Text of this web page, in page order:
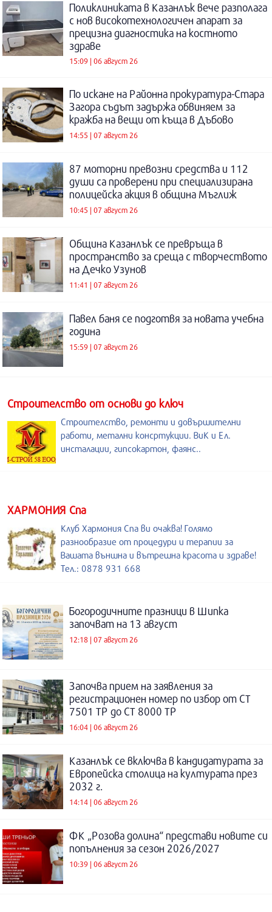
Поликлиниката в Казанлък вече разполага
с нов високотехнологичен апарат за
прецизна диагностика на костното
здраве
15:09 | 06 август 26
По искане на Районна прокуратура-Стара
Загора съдът задържа обвиняем за
кражба на вещи от къща в Дъбово
14:55 | 07 август 26
87 моторни превозни средства и 112
души са проверени при специализирана
полицейска акция в община Мъглиж
10:45 | 07 август 26
Община Казанлък се превръща в
пространство за среща с творчеството
на Дечко Узунов
11:41 | 07 август 26
Павел баня се подготвя за новата учебна
година
15:59 | 07 август 26
Строителство от основи до ключ
Строителство, ремонти и довършителни
работи, метални консртукции. ВиК и Ел.
инсталации, гипсокартон, фаянс..
ХАРМОНИЯ Спа
Клуб Хармония Спа ви очаква! Голямо
разнообразие от процедури и терапии за
Вашата външна и вътрешна красота и здраве!
Тел.: 0878 931 668
Богородичните празници в Шипка
започват на 13 август
12:18 | 07 август 26
Започва прием на заявления за
регистрационен номер по избор от СТ
7501 ТР до СТ 8000 ТР
16:04 | 06 август 26
Казанлък се включва в кандидатурата за
Европейска столица на културата през
2032 г.
14:14 | 06 август 26
ФК „Розова долина“ представи новите си
попълнения за сезон 2026/2027
10:39 | 06 август 26